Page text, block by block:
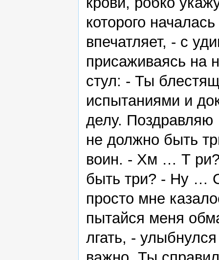
которого
впечатляет, - с
присаживаясь на
стул: - Ты
испытаниями и
делу.
не должно быть
воин. - Хм … Т ри?
быть три? - Ну …
просто мне
пытайся меня
лгать, -